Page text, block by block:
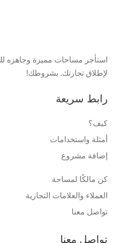
استأجر مساحات مميزة وجاهزه
لإطلاق تجارتك. بشروطك!
رابط سريعة
كيف؟
أمثلة واستخدامات
إضافة مشروع
كن مالكًا لمساحة
العملاء والعلامات التجارية
تواصل معنا
تواصل معنا